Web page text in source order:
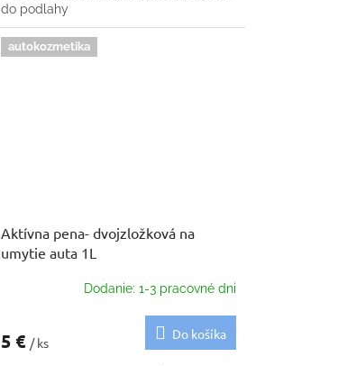
do podlahy
autokozmetika
Aktívna pena- dvojzložková na
umytie auta 1L
Dodanie: 1-3 pracovné dni
5 € / ks
Do košíka